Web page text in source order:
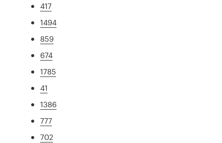
417
1494
859
674
1785
41
1386
777
702